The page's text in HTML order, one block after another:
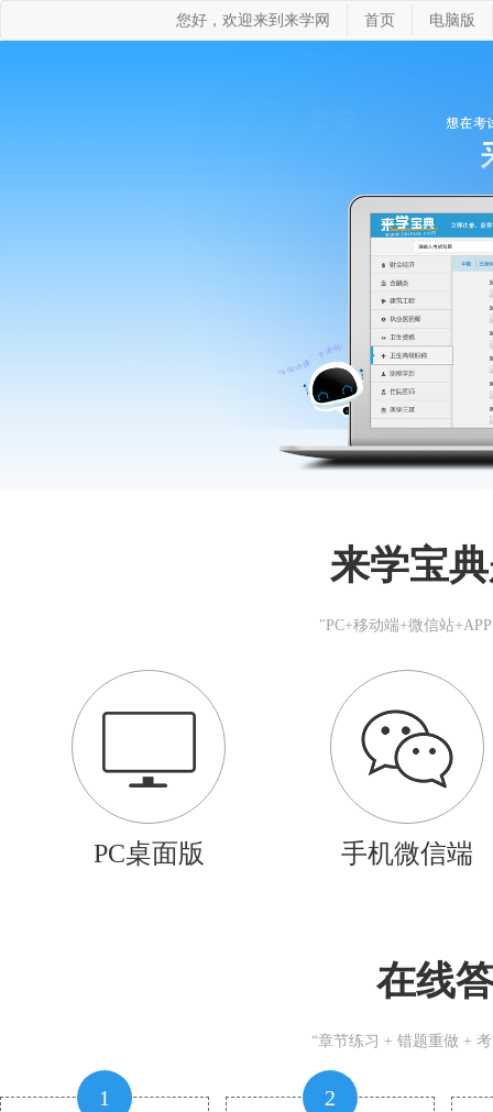
您好，欢迎来到来学网 首页 电脑版
来学宝
"PC+移动端+微信站
PC桌面版 手机微信端
在线
“章节练习 + 错题重做 +
1 2